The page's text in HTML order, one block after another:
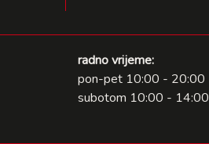
radno vrijeme:
pon-pet 10:00 - 20:00
subotom 10:00 - 14:00